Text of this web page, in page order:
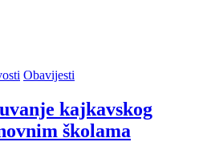
Obavijesti
kajkavskog
školama